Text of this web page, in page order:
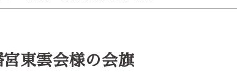
東雲会様の会旗